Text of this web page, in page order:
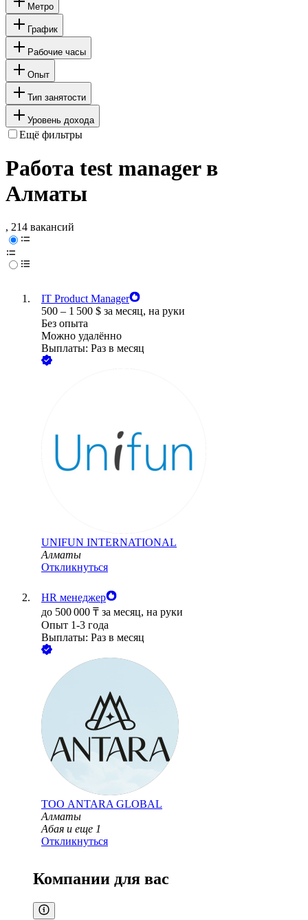
Метро
График
Рабочие часы
Опыт
Тип занятости
Уровень дохода
Ещё фильтры
Работа test manager в
Алматы
, 214 вакансий
IT Product Manager
500 – 1 500 $ за месяц, на руки
Без опыта
Можно удалённо
Выплаты: Раз в месяц
UNIFUN INTERNATIONAL
Алматы
Откликнуться
HR менеджер
до 500 000 ₸ за месяц, на руки
Опыт 1-3 года
Выплаты: Раз в месяц
ТОО ANTARA GLOBAL
Алматы
Абая и еще 1
Откликнуться
Компании для вас